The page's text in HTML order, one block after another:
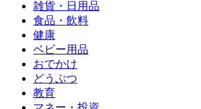
雑貨・日用品
食品・飲料
健康
ベビー用品
おでかけ
どうぶつ
教育